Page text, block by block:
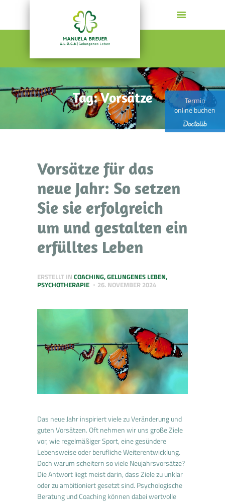
Termin
online buchen
Tag: Vorsätze
MANUELA BREUER
G.L.Ü.C.K | Gelungenes Leben
HOME
PSYCHOTHERAPIE
COACHING
GESUNDE FÜHRUNG
AKTUELLES
WER ICH BIN
Vorsätze für das
neue Jahr: So setzen
Sie sie erfolgreich
um und gestalten ein
erfülltes Leben
ERSTELLT IN COACHING,GELUNGENES LEBEN,
PSYCHOTHERAPIE
26. NOVEMBER 2024
Das neue Jahr inspiriert viele zu Veränderung und
guten Vorsätzen. Oft nehmen wir uns große Ziele
vor, wie regelmäßiger Sport, eine gesündere
Lebensweise oder berufliche Weiterentwicklung.
Doch warum scheitern so viele Neujahrsvorsätze?
Die Antwort liegt meist darin, dass Ziele zu unklar
oder zu ambitioniert gesetzt sind. Psychologische
Beratung und Coaching können dabei wertvolle